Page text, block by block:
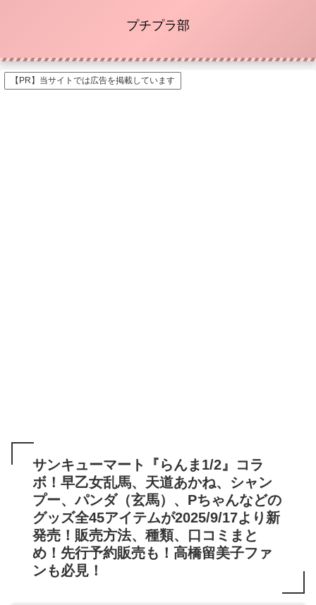
プチプラ部
【PR】当サイトでは広告を掲載しています
サンキューマート『らんま1/2』コラ
ボ！早乙女乱馬、天道あかね、シャン
プー、パンダ（玄馬）、Pちゃんなどの
グッズ全45アイテムが2025/9/17より新
発売！販売方法、種類、口コミまと
め！先行予約販売も！高橋留美子ファ
ンも必見！